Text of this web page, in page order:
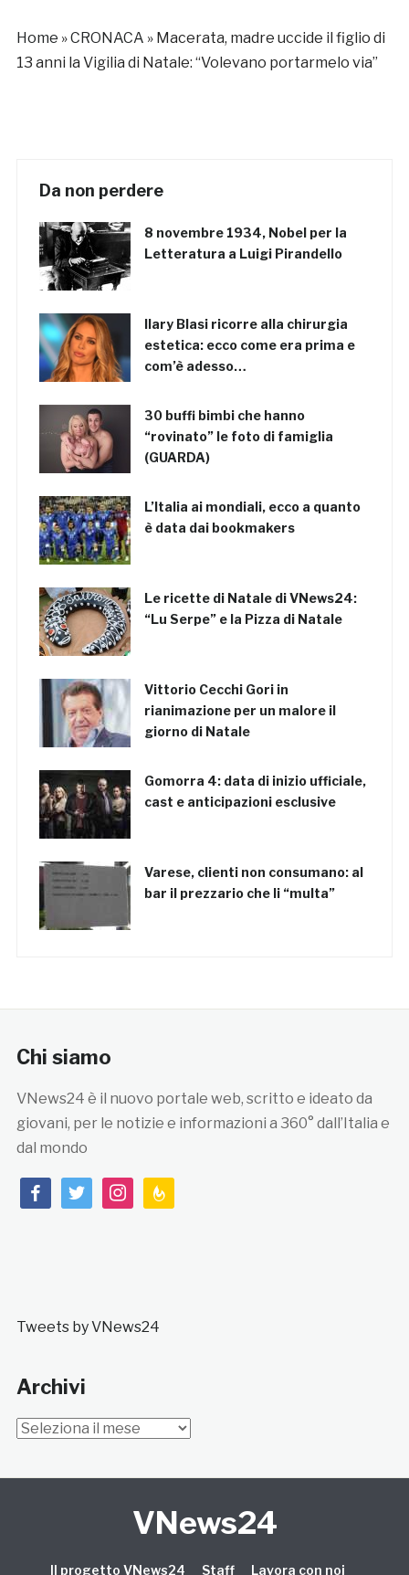
Home »CRONACA » Macerata, madre uccide il figlio di
13 anni la Vigilia di Natale: “Volevano portarmelo via”
Da non perdere
8 novembre 1934, Nobel per la
Letteratura a Luigi Pirandello
Ilary Blasi ricorre alla chirurgia
estetica: ecco come era prima e
com’è adesso…
30 buffi bimbi che hanno
“rovinato” le foto di famiglia
(GUARDA)
L’Italia ai mondiali, ecco a quanto
è data dai bookmakers
Le ricette di Natale di VNews24:
“Lu Serpe” e la Pizza di Natale
Vittorio Cecchi Gori in
rianimazione per un malore il
giorno di Natale
Gomorra 4: data di inizio ufficiale,
cast e anticipazioni esclusive
Varese, clienti non consumano: al
bar il prezzario che li “multa”
Chi siamo
VNews24 è il nuovo portale web, scritto e ideato da
giovani, per le notizie e informazioni a 360° dall’Italia e
dal mondo
facebooktwitterinstagramfeedburner
Tweets by VNews24
Archivi
Archivi
VNews24
Il progetto VNews24 Staff Lavora con noi